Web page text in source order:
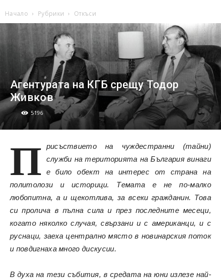
Начало Рубрики Откъси
Агентурата на КГБ срещу Тодор
Живков
5196
П
рисъствието на чуждестранни (тайни)
служби на територията на България винаги
е било обект на интерес от страна на
политолози и историци. Темата е не по-малко
любопитна, а и щекотлива, за всеки гражданин. Това
си пролича в пълна сила и през последните месеци,
когато няколко случая, свързани и с американци, и с
руснаци, заеха централно място в новинарския поток
и повдигнаха много дискусии.
В духа на тези събития, в средата на юни излезе най-